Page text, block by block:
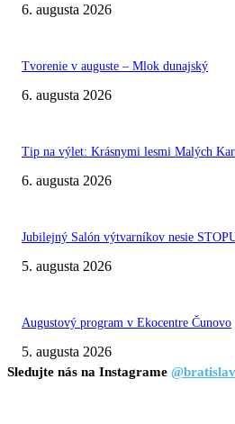
6. augusta 2026
Tvorenie v auguste – Mlok dunajský
6. augusta 2026
Tip na výlet: Krásnymi lesmi Malých
6. augusta 2026
Jubilejný Salón výtvarníkov nesie
5. augusta 2026
Augustový program v Ekocentre Čunovo
5. augusta 2026
Sledujte nás na Instagrame